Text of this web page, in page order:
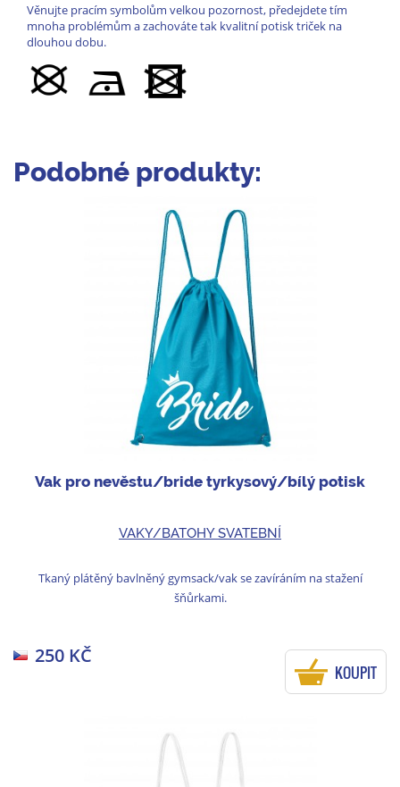
Věnujte pracím symbolům velkou pozornost, předejdete tím
mnoha problémům a zachováte tak kvalitní potisk triček na
dlouhou dobu.
Podobné produkty:
Vak pro nevěstu/bride tyrkysový/bílý potisk
VAKY/BATOHY SVATEBNÍ
Tkaný plátěný bavlněný gymsack/vak se zavíráním na stažení
šňůrkami.
250 KČ
KOUPIT